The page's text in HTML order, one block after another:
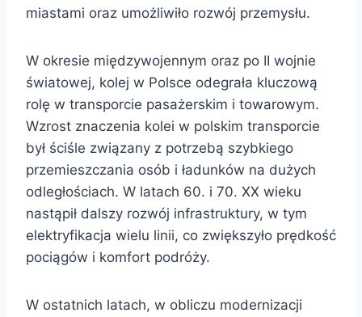
miastami oraz umożliwiło rozwój przemysłu.
W okresie międzywojennym oraz po II wojnie
światowej, kolej w Polsce odegrała kluczową
rolę w transporcie pasażerskim i towarowym.
Wzrost znaczenia kolei w polskim transporcie
był ściśle związany z potrzebą szybkiego
przemieszczania osób i ładunków na dużych
odległościach. W latach 60. i 70. XX wieku
nastąpił dalszy rozwój infrastruktury, w tym
elektryfikacja wielu linii, co zwiększyło prędkość
pociągów i komfort podróży.
W ostatnich latach, w obliczu modernizacji